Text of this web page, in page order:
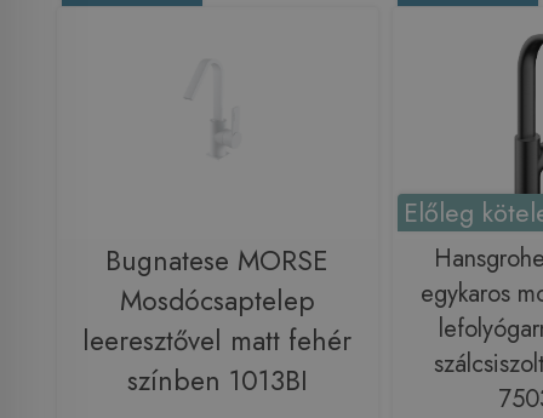
Bugnatese MORSE
Mosdócsaptelep
leeresztővel matt fehér
színben 1013BI
Előleg
egykaros